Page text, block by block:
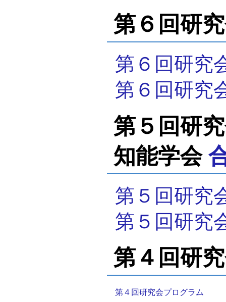
第６回研
第６回研究
第６回研究
第５回研
知能学会
第５回研究
第５回研究
第４回研
第４回研究会プログラム